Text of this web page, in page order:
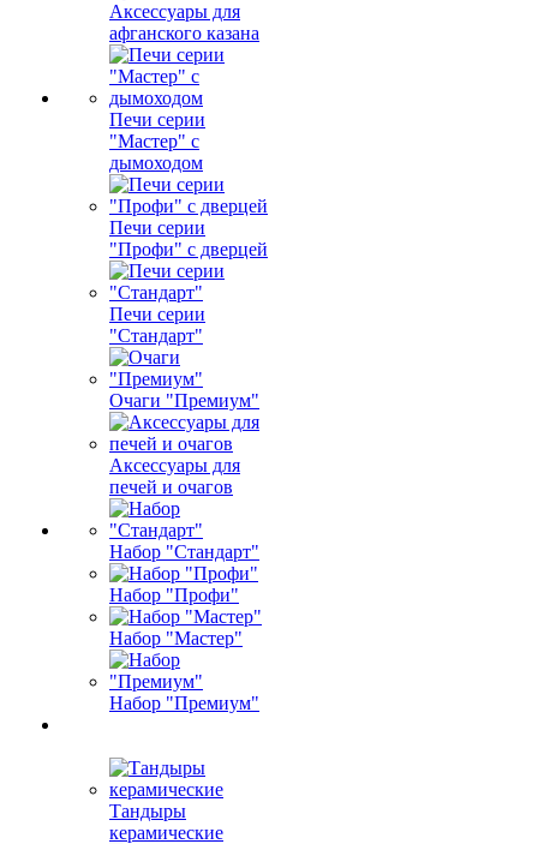
Аксессуары для
афганского казана
Печи серии
"Мастер" с
дымоходом
Печи серии
"Профи" с дверцей
Печи серии
"Стандарт"
Очаги "Премиум"
Аксессуары для
печей и очагов
Набор "Стандарт"
Набор "Профи"
Набор "Мастер"
Набор "Премиум"
Тандыры
керамические